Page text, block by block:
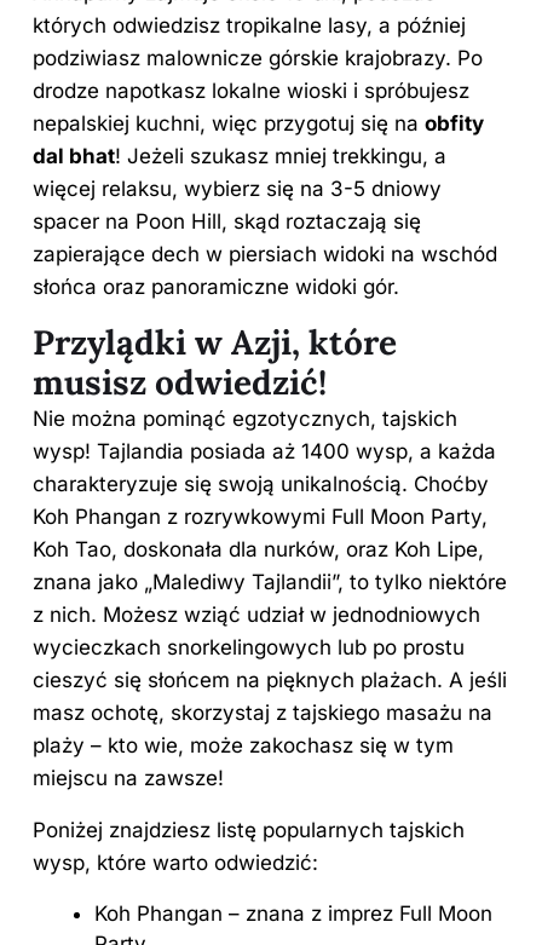
których odwiedzisz tropikalne lasy, a później
podziwiasz malownicze górskie krajobrazy. Po
drodze napotkasz lokalne wioski i spróbujesz
nepalskiej kuchni, więc przygotuj się na obfity
dal bhat! Jeżeli szukasz mniej trekkingu, a
więcej relaksu, wybierz się na 3-5 dniowy
spacer na Poon Hill, skąd roztaczają się
zapierające dech w piersiach widoki na wschód
słońca oraz panoramiczne widoki gór.
Przylądki w Azji, które
musisz odwiedzić!
Nie można pominąć egzotycznych, tajskich
wysp! Tajlandia posiada aż 1400 wysp, a każda
charakteryzuje się swoją unikalnością. Choćby
Koh Phangan z rozrywkowymi Full Moon Party,
Koh Tao, doskonała dla nurków, oraz Koh Lipe,
znana jako „Malediwy Tajlandii”, to tylko niektóre
z nich. Możesz wziąć udział w jednodniowych
wycieczkach snorkelingowych lub po prostu
cieszyć się słońcem na pięknych plażach. A jeśli
masz ochotę, skorzystaj z tajskiego masażu na
plaży – kto wie, może zakochasz się w tym
miejscu na zawsze!
Poniżej znajdziesz listę popularnych tajskich
wysp, które warto odwiedzić:
Koh Phangan – znana z imprez Full Moon